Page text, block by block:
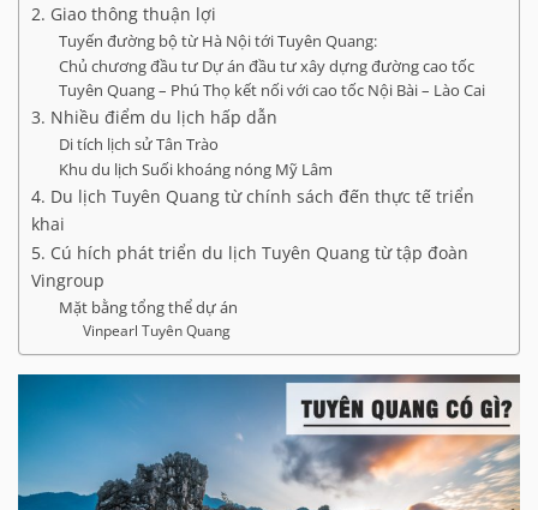
2. Giao thông thuận lợi
Tuyến đường bộ từ Hà Nội tới Tuyên Quang:
Chủ chương đầu tư Dự án đầu tư xây dựng đường cao tốc
Tuyên Quang – Phú Thọ kết nối với cao tốc Nội Bài – Lào Cai
3. Nhiều điểm du lịch hấp dẫn
Di tích lịch sử Tân Trào
Khu du lịch Suối khoáng nóng Mỹ Lâm
4. Du lịch Tuyên Quang từ chính sách đến thực tế triển
khai
5. Cú hích phát triển du lịch Tuyên Quang từ tập đoàn
Vingroup
Mặt bằng tổng thể dự án
Vinpearl Tuyên Quang